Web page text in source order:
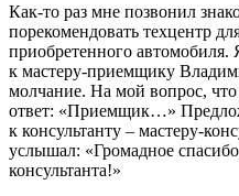
Как-то раз мне позвонил
порекомендовать техцентр
приобретенного автомобиля.
к мастеру-приемщику
молчание. На мой вопрос,
ответ: «Приемщик…»
к консультанту – мастеру-
услышал: «Громадное
консультанта!»